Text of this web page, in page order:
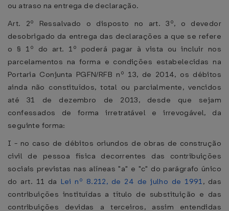
ou atraso na entrega de declaração.
Art. 2º Ressalvado o disposto no art. 3º, o devedor
desobrigado da entrega das declarações a que se refere
o § 1º do art. 1º poderá pagar à vista ou incluir nos
parcelamentos na forma e condições estabelecidas na
Portaria Conjunta PGFN/RFB nº 13, de 2014, os débitos
ainda não constituídos, total ou parcialmente, vencidos
até 31 de dezembro de 2013, desde que sejam
confessados de forma irretratável e irrevogável, da
seguinte forma:
I - no caso de débitos oriundos de obras de construção
civil de pessoa física decorrentes das contribuições
sociais previstas nas alíneas "a" e "c" do parágrafo único
do art. 11 da Lei nº 8.212, de 24 de julho de 1991, das
contribuições instituídas a título de substituição e das
contribuições devidas a terceiros, assim entendidas